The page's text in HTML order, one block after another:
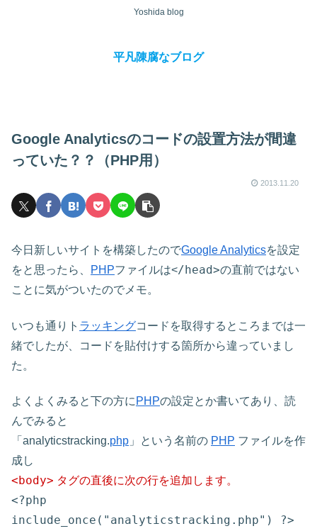
Yoshida blog
平凡陳腐なブログ
Google Analyticsのコードの設置方法が間違
っていた？？（PHP用）
2013.11.20
今日新しいサイトを構築したのでGoogle Analyticsを設定
をと思ったら、
PHPファイルは</head>の直前ではない
ことに気がついたのでメモ。
いつも通りト ラッキングコードを取得するところまでは一
緒でしたが、コードを貼付けする箇所から違っていまし
た。
よくよくみると下の方に PHPの設定とか書いてあり、読
んでみると
「analyticstracking.php 」という名前の PHP ファイルを作
成し
<body> タグの直後に次の行を追加します。
<?php
include_once("analyticstracking.php") ?>